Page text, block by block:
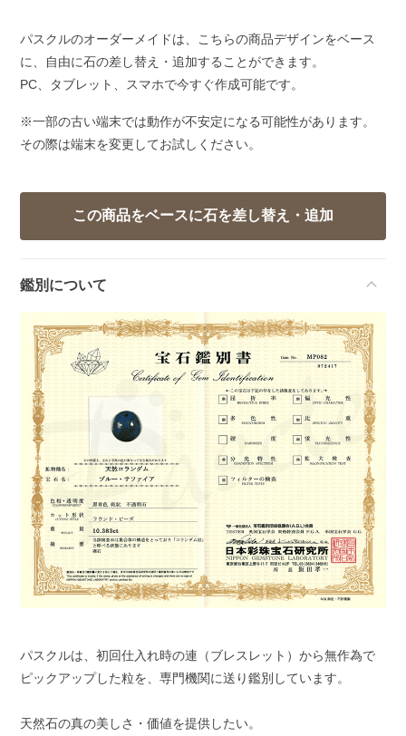
パスクルのオーダーメイドは、こちらの商品デザインをベース
に、自由に石の差し替え・追加することができます。
PC、タブレット、スマホで今すぐ作成可能です。
※一部の古い端末では動作が不安定になる可能性があります。
その際は端末を変更してお試しください。
鑑別について
パスクルは、初回仕入れ時の連（ブレスレット）から無作為で
ピックアップした粒を、専門機関に送り鑑別しています。
天然石の真の美しさ・価値を提供したい。